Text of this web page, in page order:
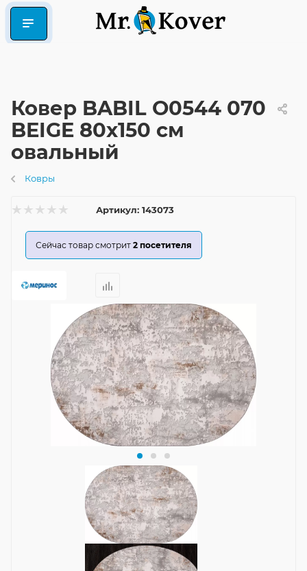
Ковер BABIL O0544 070
BEIGE 80x150 см
овальный
Ковры
Артикул: 143073
Сейчас товар смотрит 2 посетителя